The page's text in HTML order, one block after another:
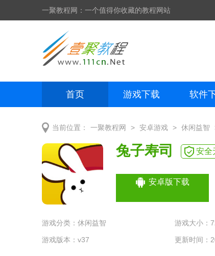
一聚教程网：一个值得你收藏的教程网站
首页 游戏下载 软件
当前位置： 一聚教程网 > 安卓游戏 > 休闲益智
兔子寿司 安全
安卓版下载
游戏分类： 休闲益智 游戏大小：
游戏版本：v37 更新时间：